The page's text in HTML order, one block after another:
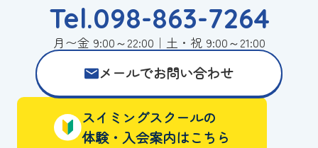
Tel.098-863-7264
月〜金 9:00～22:00｜土・祝 9:00～21:00
メールでお問い合わせ
スイミングスクールの
体験・入会案内はこちら